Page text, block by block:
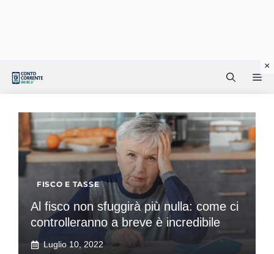
FISCO E TASSE
Al fisco non sfuggirà più nulla: come ci
controlleranno a breve è incredibile
Luglio 10, 2022